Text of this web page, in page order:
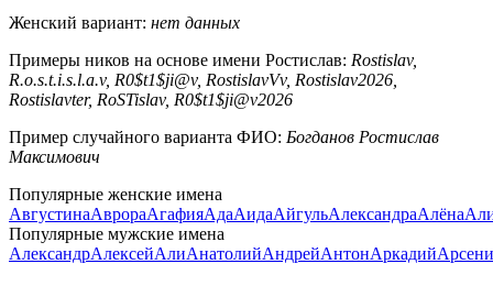
Женский вариант: нет данных
Примеры ников на основе имени Ростислав: Rostislav,
R.o.s.t.i.s.l.a.v, R0$t1$ji@v, RostislavVv, Rostislav2026,
Rostislavter, RoSTislav, R0$t1$ji@v2026
Пример случайного варианта ФИО: Богданов Ростислав
Максимович
Популярные женские имена
АвгустинаАврораАгафияАдаАидаАйгульАлександраАлёна
Популярные мужские имена
АлександрАлексейАлиАнатолийАндрейАнтонАркадий